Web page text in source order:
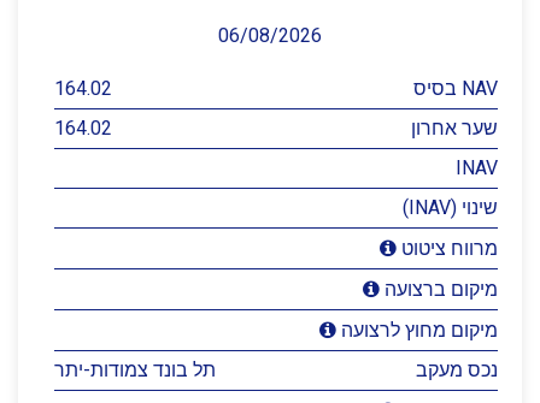
06/08/2026
NAV בסיס
164.02
שער אחרון
164.02
INAV
שינוי (INAV)
מרווח ציטוט
מיקום ברצועה
מיקום מחוץ לרצועה
נכס מעקב
תל בונד צמודות-יתר